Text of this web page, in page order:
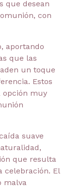
que desean
con
aportando
que las
un toque
Estos
opción muy
suave
que resulta
celebración. El
malva